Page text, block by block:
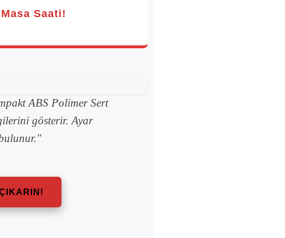
Masa Saati!
ABS Polimer Sert
gösterir. Ayar